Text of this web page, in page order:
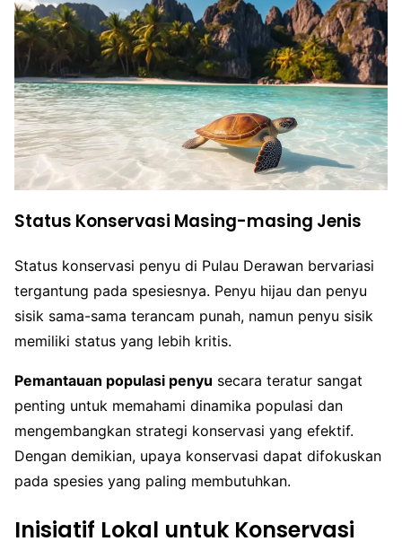
Status Konservasi Masing-masing Jenis
Status konservasi penyu di Pulau Derawan bervariasi
tergantung pada spesiesnya. Penyu hijau dan penyu
sisik sama-sama terancam punah, namun penyu sisik
memiliki status yang lebih kritis.
Pemantauan populasi penyu secara teratur sangat
penting untuk memahami dinamika populasi dan
mengembangkan strategi konservasi yang efektif.
Dengan demikian, upaya konservasi dapat difokuskan
pada spesies yang paling membutuhkan.
Inisiatif Lokal untuk Konservasi